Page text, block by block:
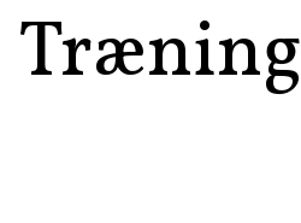
Træning